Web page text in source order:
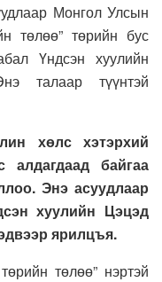
Монгол Улсын
төлөө” төрийн бус
Үндсэн хуулийн
талаар түүнтэй
хөлс хэтэрхий
алдагдаад байгаа
Энэ асуудлаар
хуулийн Цэцэд
ярилцъя.
төлөө” нэртэй